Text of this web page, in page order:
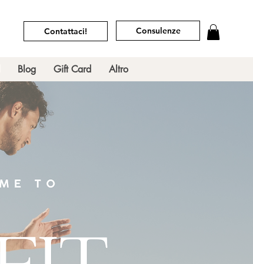
Contattaci! Consulenze
Blog Gift Card Altro